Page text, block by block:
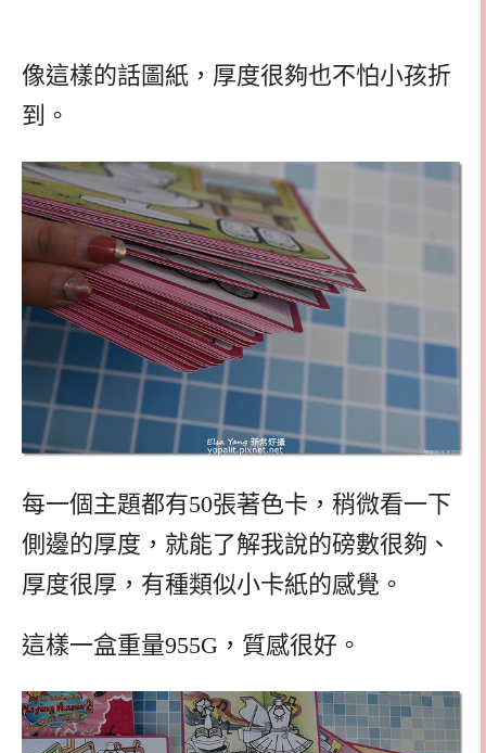
像這樣的話圖紙，厚度很夠也不怕小孩折
到。
每一個主題都有50張著色卡，稍微看一下
側邊的厚度，就能了解我說的磅數很夠、
厚度很厚，有種類似小卡紙的感覺。
這樣一盒重量955G，質感很好。